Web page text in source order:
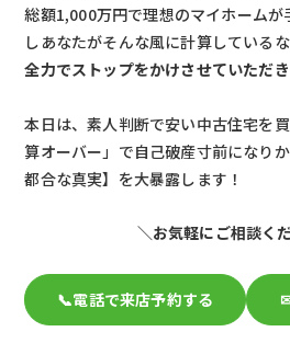
総額1,000万円で理想のマイホーム
しあなたがそんな風に計算している
全力でストップをかけさせていただき
本日は、素人判断で安い中古住宅を
算オーバー」で自己破産寸前になり
都合な真実】を大暴露します！
＼お気軽にご相談く
📞電話で来店予約する